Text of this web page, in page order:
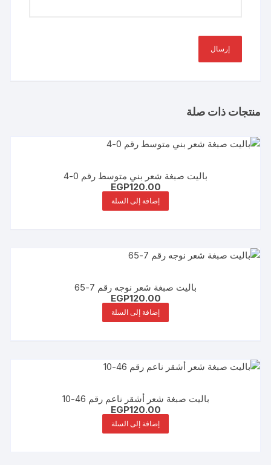
منتجات ذات صلة
باليت صبغة شعر بني متوسط رقم 0-4
EGP120.00
إضافة إلى السلة
باليت صبغة شعر نوجه رقم 7-65
EGP120.00
إضافة إلى السلة
باليت صبغة شعر أشقر ناعم رقم 46-10
EGP120.00
إضافة إلى السلة